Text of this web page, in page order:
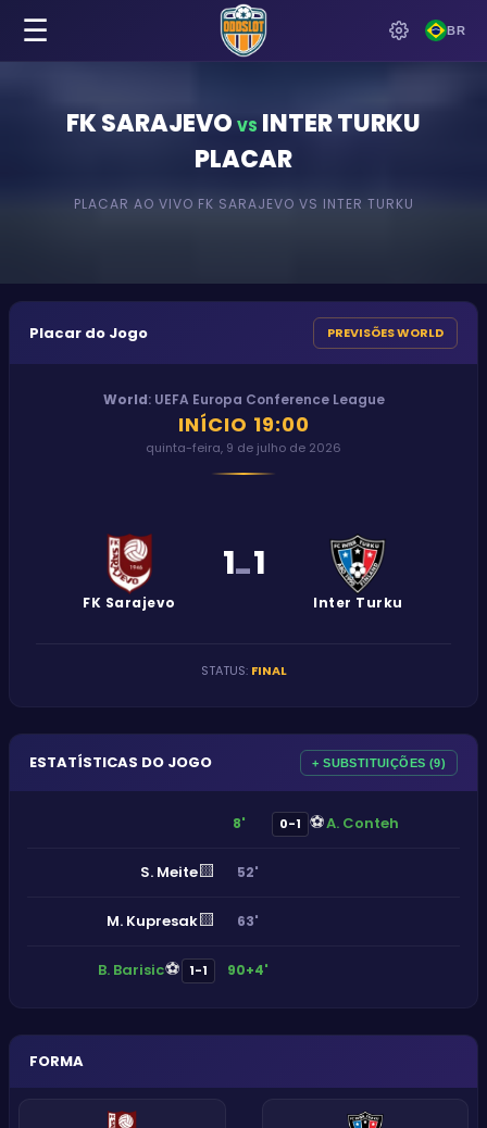
BR
☰
FK SARAJEVO VS INTER TURKU
PLACAR
PLACAR AO VIVO FK SARAJEVO VS INTER TURKU
Placar do Jogo PREVISÕES WORLD
World: UEFA Europa Conference League
INÍCIO 19:00
quinta-feira, 9 de julho de 2026
FK Sarajevo
1-1
Inter Turku
STATUS: FINAL
ESTATÍSTICAS DO JOGO + SUBSTITUIÇÕES (9)
8' 0-1 ⚽A. Conteh
S. Meite🟨 52'
M. Kupresak🟨 63'
B. Barisic⚽ 1-1 90+4'
FORMA